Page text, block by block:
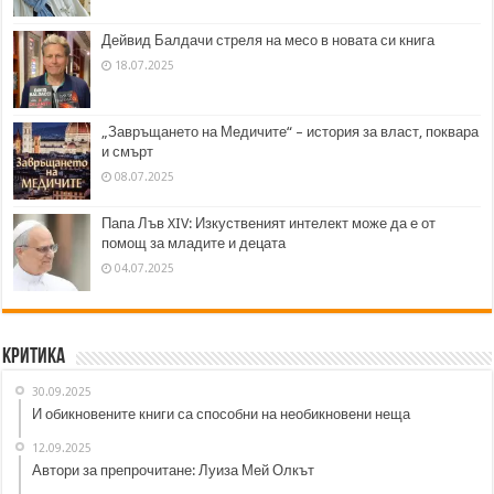
Дейвид Балдачи стреля на месо в новата си книга
18.07.2025
„Завръщането на Медичите“ – история за власт, поквара
и смърт
08.07.2025
Папа Лъв XIV: Изкуственият интелект може да е от
помощ за младите и децата
04.07.2025
Критика
30.09.2025
И обикновените книги са способни на необикновени неща
12.09.2025
Автори за препрочитане: Луиза Мей Олкът